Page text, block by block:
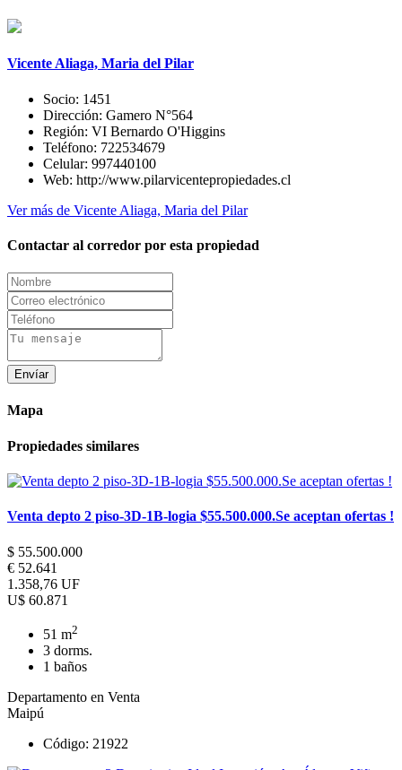
Vicente Aliaga, Maria del Pilar
Socio: 1451
Dirección: Gamero N°564
Región: VI Bernardo O'Higgins
Teléfono: 722534679
Celular: 997440100
Web: http://www.pilarvicentepropiedades.cl
Ver más de Vicente Aliaga, Maria del Pilar
Contactar al corredor por esta propiedad
Envíar
Mapa
Propiedades similares
Venta depto 2 piso-3D-1B-logia $55.500.000.Se aceptan ofertas !
$ 55.500.000
€ 52.641
1.358,76 UF
U$ 60.871
51 m2
3 dorms.
1 baños
Departamento en Venta
Maipú
Código: 21922